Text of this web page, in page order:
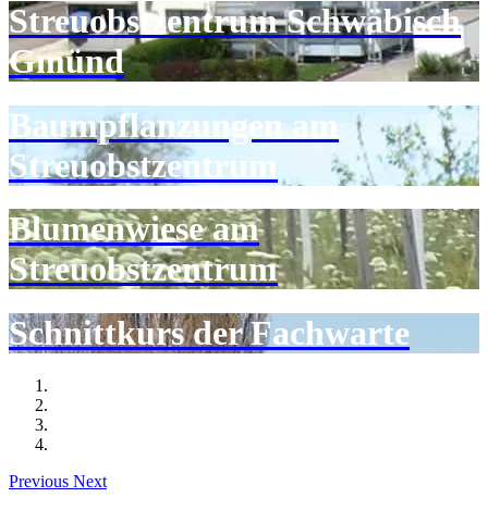
Streuobstzentrum Schwäbisch
Gmünd
Baumpflanzungen am
Streuobstzentrum
Blumenwiese am
Streuobstzentrum
Schnittkurs der Fachwarte
Previous Next